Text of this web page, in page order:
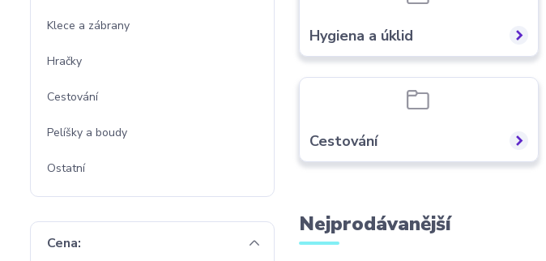
Hygiena a úklid
Cestování
Nejprodávanější
Klece a zábrany
Hračky
Cestování
Pelíšky a boudy
Ostatní
Cena: